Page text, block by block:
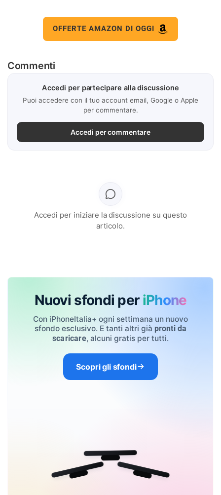
OFFERTE AMAZON DI OGGI
Commenti
Accedi per partecipare alla discussione
Puoi accedere con il tuo account email, Google o Apple
per commentare.
Accedi per commentare
Accedi per iniziare la discussione su questo
articolo.
Nuovi sfondi per iPhone
Con iPhoneItalia+ ogni settimana un nuovo
sfondo esclusivo. E tanti altri già pronti da
scaricare, alcuni gratis per tutti.
Scopri gli sfondi